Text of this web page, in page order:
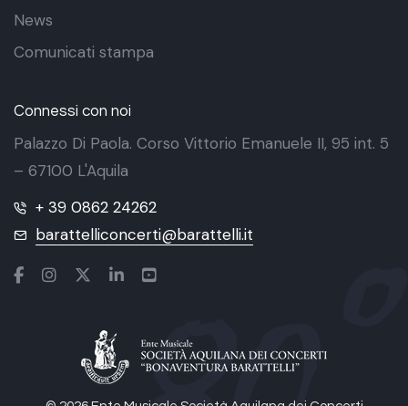
News
Comunicati stampa
Connessi con noi
Palazzo Di Paola. Corso Vittorio Emanuele II, 95 int. 5
– 67100 L'Aquila
+ 39 0862 24262
barattelliconcerti@barattelli.it